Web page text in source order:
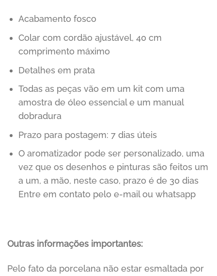
Acabamento fosco
Colar com cordão ajustável, 40 cm
comprimento máximo
Detalhes em prata
Todas as peças vão em um kit com uma
amostra de óleo essencial e um manual
dobradura
Prazo para postagem: 7 dias úteis
O aromatizador pode ser personalizado, uma
vez que os desenhos e pinturas são feitos um
a um, a mão, neste caso, prazo é de 30 dias
Entre em contato pelo e-mail ou whatsapp
Outras informações importantes:
Pelo fato da porcelana não estar esmaltada por